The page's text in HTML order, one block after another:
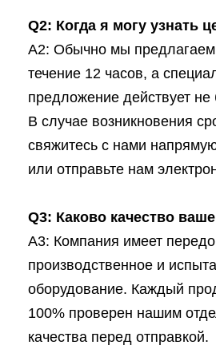
Q2: Когда я могу узнать
A2: Обычно мы предлагаем
течение 12 часов, а
предложение действует не
В случае возникновения
свяжитесь с нами
или отправьте нам
Q3: Каково качество
A3: Компания имеет
производственное и
оборудование. Каждый
100% проверен нашим
качества перед отправкой.